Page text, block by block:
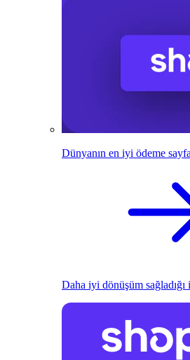
Dünyanın en iyi ödeme
Daha iyi dönüşüm sağladığı